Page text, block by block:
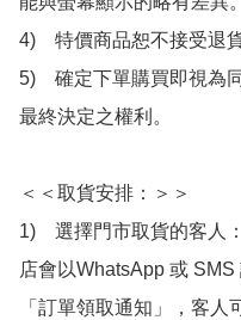
4)　特價商品恕不接受退
5)　確定下單購買即視為
最終決定之權利。
＜＜取貨安排：＞＞
1)　選擇門市取貨的客人
店會以WhatsApp 或
「訂單領取通知」，客